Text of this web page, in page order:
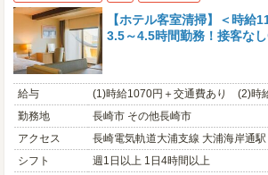
【ホテル客室清掃】＜時
3.5～4.5時間勤務！接客な
給与
(1)時給1070円＋交通費あり (2)時
勤務地
長崎市 その他長崎市
アクセス
長崎電気軌道大浦支線 大浦海岸通
シフト
週1日以上 1日4時間以上